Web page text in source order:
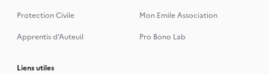
Protection Civile
Mon Emile Association
Apprentis d’Auteuil
Pro Bono Lab
Liens utiles